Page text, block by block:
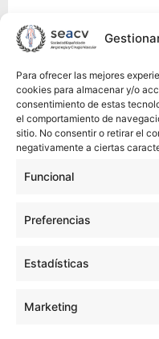
Para ofrecer las mejores
cookies para almacenar y/o
consentimiento de estas
el comportamiento de
sitio. No consentir o retirar el
negativamente a ciertas
Funcional
Preferencias
Estadísticas
Marketing
Premio SEACV a la
Descargar PDF
Premio Panel de la
Premio SEACV al
revista indexada
Descargar PDF
2024-25